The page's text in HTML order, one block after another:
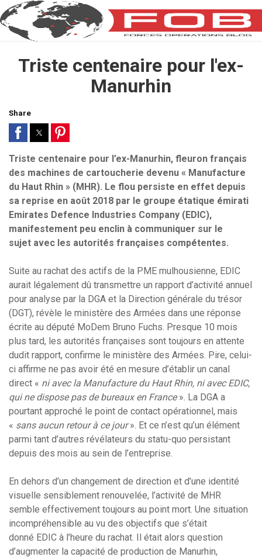
Triste centenaire pour l'ex-
Manurhin
Share
Triste centenaire pour l’ex-Manurhin, fleuron français
des machines de cartoucherie devenu « Manufacture
du Haut Rhin » (MHR). Le flou persiste en effet depuis
sa reprise en août 2018 par le groupe étatique émirati
Emirates Defence Industries Company (EDIC),
manifestement peu enclin à communiquer sur le
sujet avec les autorités françaises compétentes.
Suite au rachat des actifs de la PME mulhousienne, EDIC
aurait légalement dû transmettre un rapport d’activité annuel
pour analyse par la DGA et la Direction générale du trésor
(DGT), révèle le ministère des Armées dans une réponse
écrite au député MoDem Bruno Fuchs. Presque 10 mois
plus tard, les autorités françaises sont toujours en attente
dudit rapport, confirme le ministère des Armées. Pire, celui-
ci affirme ne pas avoir été en mesure d’établir un canal
direct « ni avec la Manufacture du Haut Rhin, ni avec EDIC,
qui ne dispose pas de bureaux en France». La DGA a
pourtant approché le point de contact opérationnel, mais
« sans aucun retour à ce jour». Et ce n’est qu’un élément
parmi tant d’autres révélateurs du statu-quo persistant
depuis des mois au sein de l’entreprise.
En dehors d’un changement de direction et d’une identité
visuelle sensiblement renouvelée, l’activité de MHR
semble effectivement toujours au point mort. Une situation
incompréhensible au vu des objectifs que s’était
donné EDIC à l’heure du rachat. Il était alors question
d’augmenter la capacité de production de Manurhin,